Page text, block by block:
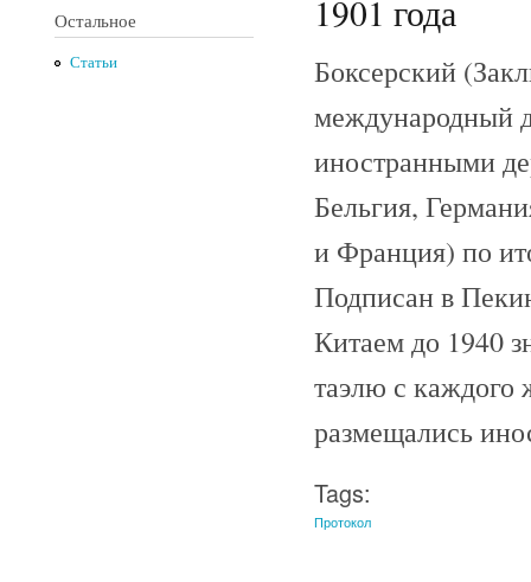
Остальное
Статьи
1901 года
Боксерский
международный
иностранными
Бельгия,
и Франция) по
Подписан в
Китаем до 1940
таэлю с каждого
размещались
Tags:
Протокол